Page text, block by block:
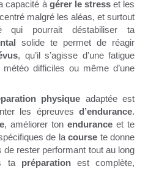
capacité àgérer le stresset les
malgré les aléas, et surtout
pourrait déstabiliser ta
solide te permet de réagir
, qu’il s’agisse d’une fatigue
difficiles ou même d’une
physique adaptée est
les épreuves d’endurance.
, améliorer ton endurance et te
de lacourse te donne
de rester performant tout au long
ta préparation est complète,